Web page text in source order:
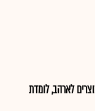
לארהב, לומדת